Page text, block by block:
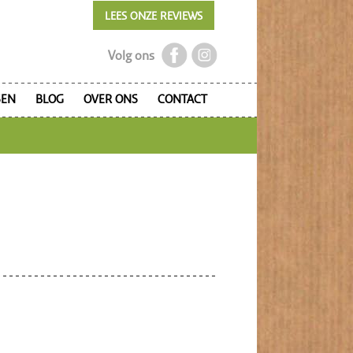
Volg ons
LEES ONZE REVIEWS
BLOG OVER ONS CONTACT